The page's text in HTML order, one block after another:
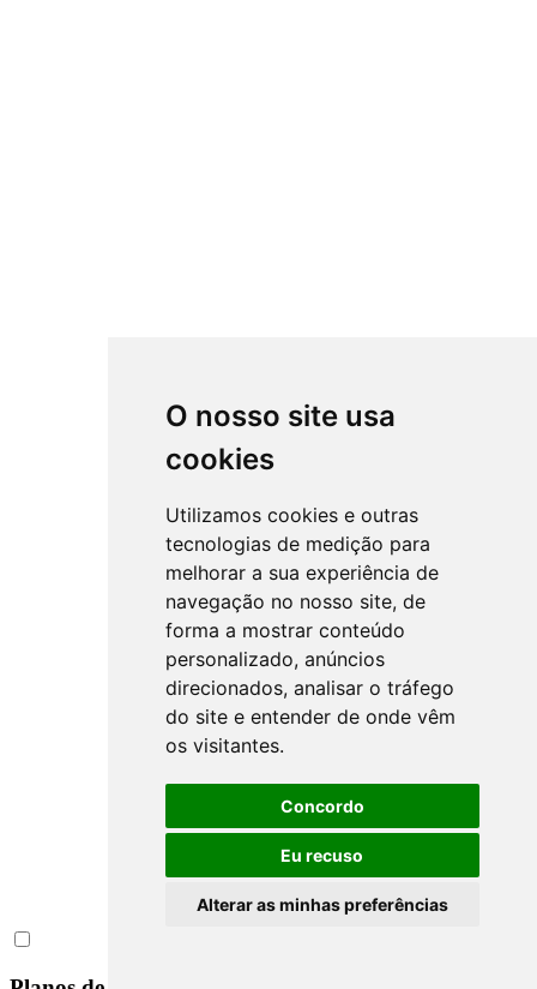
O nosso site usa
cookies
Utilizamos cookies e outras
tecnologias de medição para
melhorar a sua experiência de
navegação no nosso site, de
forma a mostrar conteúdo
personalizado, anúncios
direcionados, analisar o tráfego
do site e entender de onde vêm
os visitantes.
Concordo
Eu recuso
Alterar as minhas preferências